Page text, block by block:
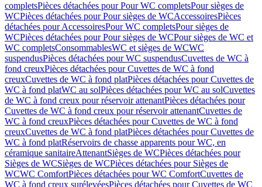
completsPièces détachées pour Pour WC completsPour sièges de
WCPièces détachées pour Pour sièges de WCAccessoiresPièces
détachées pour AccessoiresPour WC completsPour sièges de
WCPièces détachées pour Pour sièges de WCPour sièges de WC et
WC completsConsommablesWC et sièges de WCWC
suspendusPièces détachées pour WC suspendusCuvettes de WC à
fond creuxPièces détachées pour Cuvettes de WC à fond
creuxCuvettes de WC à fond platPièces détachées pour Cuvettes de
WC à fond platWC au solPièces détachées pour WC au solCuvettes
de WC à fond creux pour réservoir attenantPièces détachées pour
Cuvettes de WC à fond creux pour réservoir attenantCuvettes de
WC à fond creuxPièces détachées pour Cuvettes de WC à fond
creuxCuvettes de WC à fond platPièces détachées pour Cuvettes de
WC à fond platRéservoirs de chasse apparents pour WC, en
céramique sanitaireAttenantSièges de WCPièces détachées pour
Sièges de WCSièges de WCPièces détachées pour Sièges de
WCWC ComfortPièces détachées pour WC ComfortCuvettes de
WC à fond creux surélevéesPièces détachées pour Cuvettes de WC